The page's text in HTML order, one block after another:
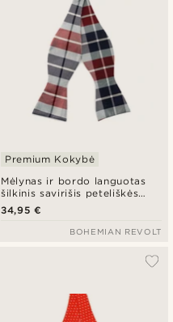
Mėlynas ir bordo languotas
šilkinis savirišis peteliškės
kaklaraištis
Premium Kokybė
34,95 €
BOHEMIAN REVOLT